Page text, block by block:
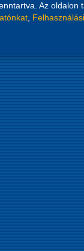
Az oldalon